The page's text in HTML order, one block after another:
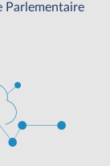
Parlementaire